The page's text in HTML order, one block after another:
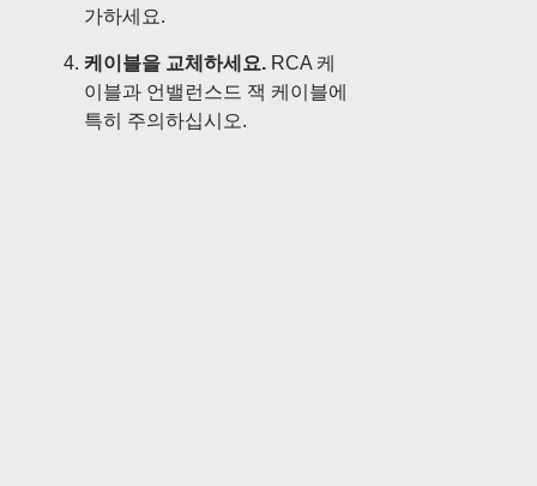
가하세요.
케이블을 교체하세요. RCA 케
이블과 언밸런스드 잭 케이블에
특히 주의하십시오.